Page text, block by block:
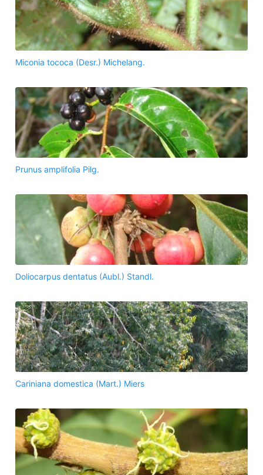
Miconia tococa (Desr.) Michelang.
Prunus amplifolia Pilg.
Doliocarpus dentatus (Aubl.) Standl.
Cariniana domestica (Mart.) Miers